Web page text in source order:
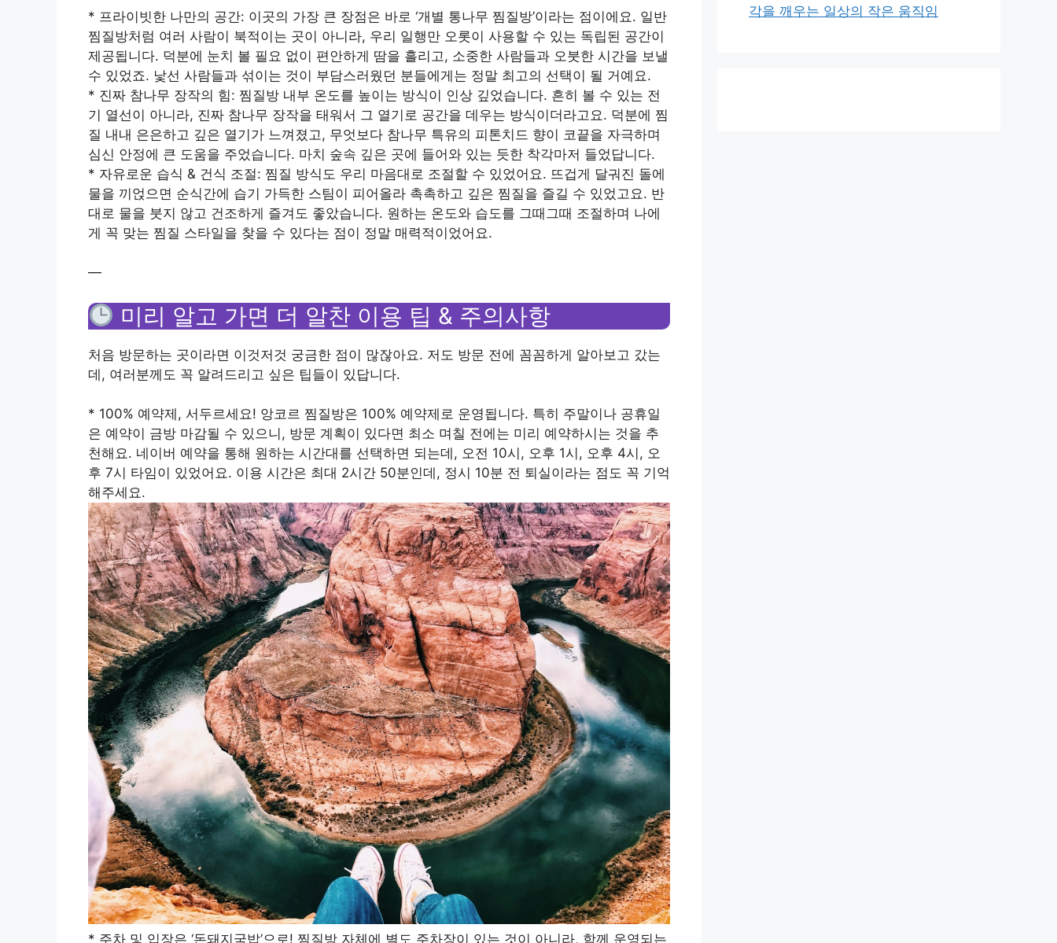
* 프라이빗한 나만의 공간: 이곳의 가장 큰 장점은 바로 ‘개별 통나무 찜질방’이라는 점이에요. 일반
찜질방처럼 여러 사람이 북적이는 곳이 아니라, 우리 일행만 오롯이 사용할 수 있는 독립된 공간이
제공됩니다. 덕분에 눈치 볼 필요 없이 편안하게 땀을 흘리고, 소중한 사람들과 오붓한 시간을 보낼
수 있었죠. 낯선 사람들과 섞이는 것이 부담스러웠던 분들에게는 정말 최고의 선택이 될 거예요.
* 진짜 참나무 장작의 힘: 찜질방 내부 온도를 높이는 방식이 인상 깊었습니다. 흔히 볼 수 있는 전
기 열선이 아니라, 진짜 참나무 장작을 태워서 그 열기로 공간을 데우는 방식이더라고요. 덕분에 찜
질 내내 은은하고 깊은 열기가 느껴졌고, 무엇보다 참나무 특유의 피톤치드 향이 코끝을 자극하며
심신 안정에 큰 도움을 주었습니다. 마치 숲속 깊은 곳에 들어와 있는 듯한 착각마저 들었답니다.
* 자유로운 습식 & 건식 조절: 찜질 방식도 우리 마음대로 조절할 수 있었어요. 뜨겁게 달궈진 돌에
물을 끼얹으면 순식간에 습기 가득한 스팀이 피어올라 촉촉하고 깊은 찜질을 즐길 수 있었고요. 반
대로 물을 붓지 않고 건조하게 즐겨도 좋았습니다. 원하는 온도와 습도를 그때그때 조절하며 나에
게 꼭 맞는 찜질 스타일을 찾을 수 있다는 점이 정말 매력적이었어요.
—
미리 알고 가면 더 알찬 이용 팁 & 주의사항
처음 방문하는 곳이라면 이것저것 궁금한 점이 많잖아요. 저도 방문 전에 꼼꼼하게 알아보고 갔는
데, 여러분께도 꼭 알려드리고 싶은 팁들이 있답니다.
* 100% 예약제, 서두르세요! 앙코르 찜질방은 100% 예약제로 운영됩니다. 특히 주말이나 공휴일
은 예약이 금방 마감될 수 있으니, 방문 계획이 있다면 최소 며칠 전에는 미리 예약하시는 것을 추
천해요. 네이버 예약을 통해 원하는 시간대를 선택하면 되는데, 오전 10시, 오후 1시, 오후 4시, 오
후 7시 타임이 있었어요. 이용 시간은 최대 2시간 50분인데, 정시 10분 전 퇴실이라는 점도 꼭 기억
해주세요.
* 주차 및 입장은 ‘돈돼지국밥’으로! 찜질방 자체에 별도 주차장이 있는 것이 아니라, 함께 운영되는
각을 깨우는 일상의 작은 움직임